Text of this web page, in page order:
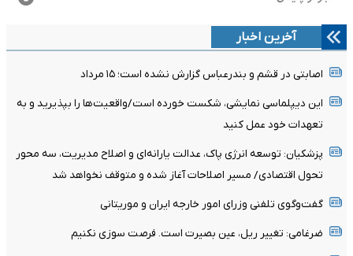
آخرین اخبار
اصابتی در قشم و بندرعباس گزارش نشده است؛ ۱۵ مرداد
این دیپلماسی نمایشی، شکست خورده است/واقعیت‌ها را بپذیرید و به
تعهدات خود عمل کنید
پزشکیان: توسعه انرژی پاک، عدالت یارانه‌ای و اصلاح مدیریت، سه محور
تحول اقتصادی/ مسیر اصلاحات آغاز شده و متوقف نخواهد شد
گفت‌وگوی تلفنی وزرای امور خارجه ایران و موریتانی
ضرغامی: تغییر ریل، عین بصیرت است. فرصت سوزی نکنیم